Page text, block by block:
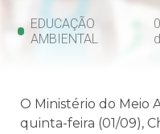
EDUCAÇÃO
AMBIENTAL
O Ministério do Meio
quinta-feira (01/09),